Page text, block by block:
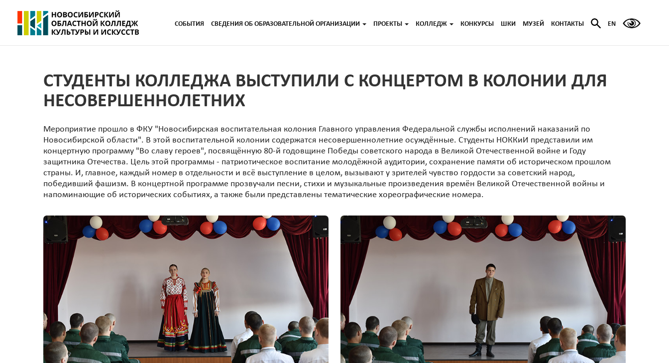
СОБЫТИЯ СВЕДЕНИЯ ОБ ОБРАЗОВАТЕЛЬНОЙ ОРГАНИЗАЦИИ ПРОЕКТЫ КОЛЛЕДЖ КОНКУРСЫ ШКИ МУЗЕЙ КОНТАКТЫ EN
СТУДЕНТЫ КОЛЛЕДЖА ВЫСТУПИЛИ С КОНЦЕРТОМ В КОЛОНИИ ДЛЯ
НЕСОВЕРШЕННОЛЕТНИХ
Мероприятие прошло в ФКУ "Новосибирская воспитательная колония Главного управления Федеральной службы исполнений наказаний по
Новосибирской области". В этой воспитательной колонии содержатся несовершеннолетние осуждённые. Студенты НОККиИ представили им
концертную программу "Во славу героев", посвящённую 80-й годовщине Победы советского народа в Великой Отечественной войне и Году
защитника Отечества. Цель этой программы - патриотическое воспитание молодёжной аудитории, сохранение памяти об историческом прошлом
страны. И, главное, каждый номер в отдельности и всё выступление в целом, вызывают у зрителей чувство гордости за советский народ,
победивший фашизм. В концертной программе прозвучали песни, стихи и музыкальные произведения времён Великой Отечественной войны и
напоминающие об исторических событиях, а также были представлены тематические хореографические номера.